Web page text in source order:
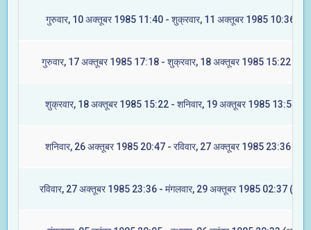
गुरुवार, 10 अक्तूबर 1985 11:40 - शुक्रवार, 11 अक्तूबर 1985 10:36
गुरुवार, 17 अक्तूबर 1985 17:18 - शुक्रवार, 18 अक्तूबर 1985 15:22
शुक्रवार, 18 अक्तूबर 1985 15:22 - शनिवार, 19 अक्तूबर 1985 13:57
शनिवार, 26 अक्तूबर 1985 20:47 - रविवार, 27 अक्तूबर 1985 23:36
रविवार, 27 अक्तूबर 1985 23:36 - मंगलवार, 29 अक्तूबर 1985 02:37